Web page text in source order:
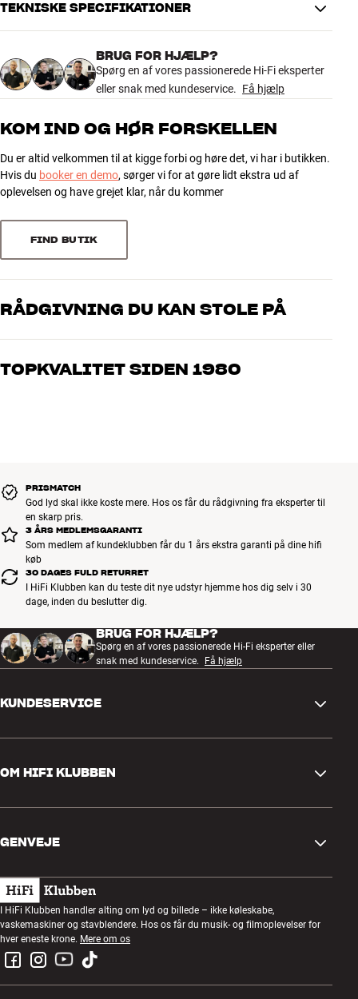
forsiden eller til andre rum eller etager – f.eks. ved porøse lofter,
løse pladelofter eller lette gipsvægge.
TEKNISKE SPECIFIKATIONER
DIMENSIONER OG DESIGN
Farve
Grå
Model / Variant
Grå
Vægt (kg)
2,8
Vægt emballage (kg)
3,8
Mål (emballage)
34 x 17 x 48 cm (bredde x højde x
dybde)
Fleksibel gummi-backbox til indbygningshøjttalere
Tåler vand og mineralske olier
8, samt DALI E60 og E80
BRUG FOR HJÆLP?
Spørg en af vores passionerede Hi-Fi eksperter
eller snak med kundeservice. Få hjælp
KOM IND OG HØR FORSKELLEN
Du er altid velkommen til at kigge forbi og høre det, vi har i butikken.
Hvis du booker en demo, sørger vi for at gøre lidt ekstra ud af
oplevelsen og have grejet klar, når du kommer
FIND BUTIK
RÅDGIVNING DU KAN STOLE PÅ
Vores medarbejdere er ægte entusiaster, som kender produkterne
os, hvad du drømmer om – så finder vi den løsning, der passer
TOPKVALITET SIDEN 1980
PRISMATCH
God lyd skal ikke koste mere. Hos os får du rådgivning fra eksperter til
en skarp pris.
3 ÅRS MEDLEMSGARANTI
Som medlem af kundeklubben får du 1 års ekstra garanti på dine hifi
køb
30 DAGES FULD RETURRET
I HiFi Klubben kan du teste dit nye udstyr hjemme hos dig selv i 30
dage, inden du beslutter dig.
BRUG FOR HJÆLP?
Spørg en af vores passionerede Hi-Fi eksperter eller
snak med kundeservice.
Få hjælp
KUNDESERVICE
Retur og reklamation
Fortryd ordre
Handelsbetingelser
Privatlivspolitik
OM HIFI KLUBBEN
Kundeklub
Lytteaften
Konkurrencer
Job i HiFi Klubben
GENVEJE
Gavekort
Byg med lyd
Montering og installation
I HiFi Klubben handler alting om lyd og billede – ikke køleskabe,
vaskemaskiner og stavblendere. Hos os får du musik- og filmoplevelser for
hver eneste krone. Mere om os